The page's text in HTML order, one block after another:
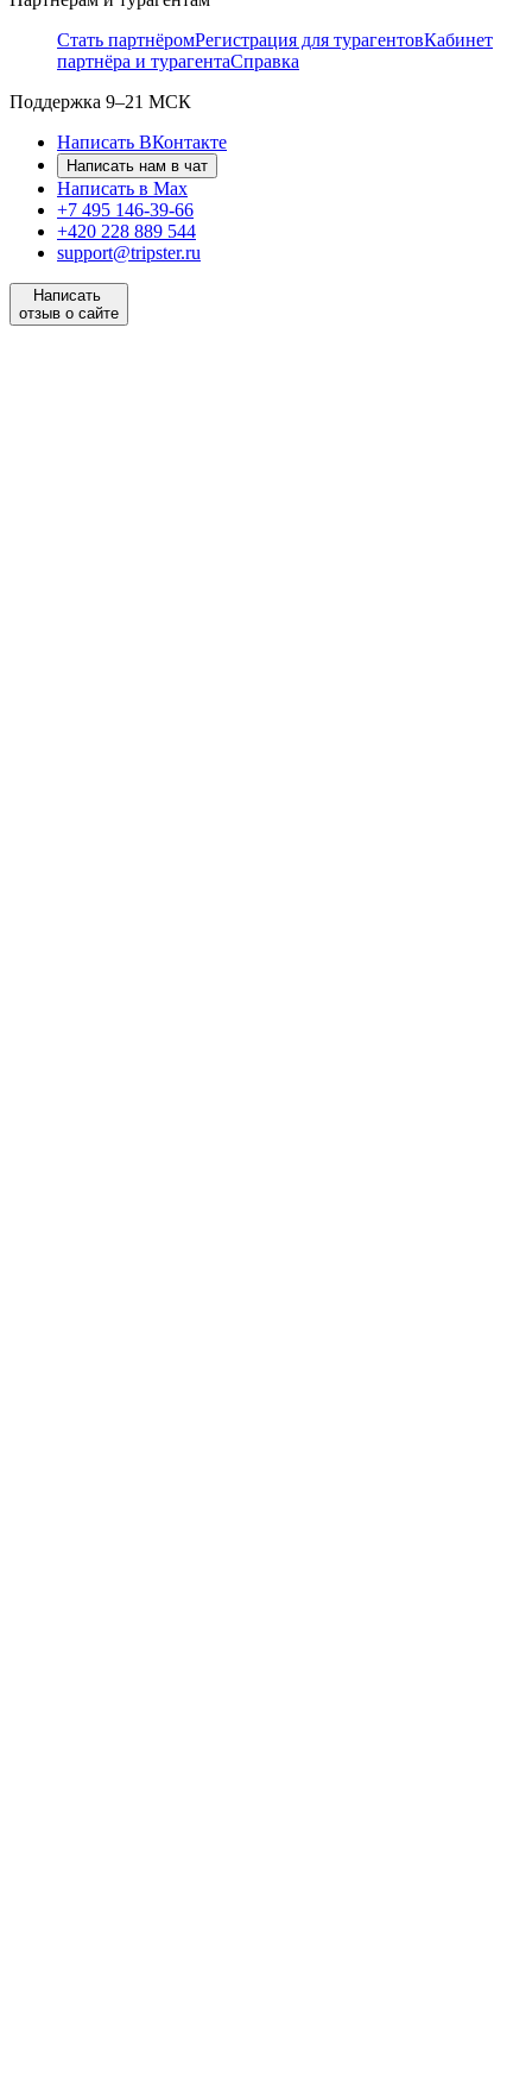
Стать партнёромРегистрация для турагентовКабинет
партнёра и турагентаСправка
Поддержка 9–21 МСК
Написать ВКонтакте
Написать нам в чат
Написать в Max
+7 495 146-39-66
+420 228 889 544
support@tripster.ru
Написать
отзыв о сайте